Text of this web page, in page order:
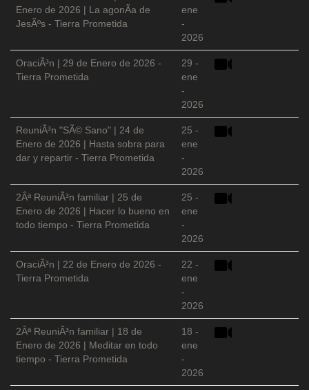
Enero de 2026 | La agonÃ­a de
JesÃºs - Tierra Prometida
ene
-
2026
OraciÃ³n | 29 de Enero de 2026 -
Tierra Prometida
29 -
ene
-
2026
ReuniÃ³n "SÃ© Sano" | 24 de
Enero de 2026 | Hasta sobra para
dar y repartir - Tierra Prometida
25 -
ene
-
2026
2Âª ReuniÃ³n familiar | 25 de
Enero de 2026 | Hacer lo bueno en
todo tiempo - Tierra Prometida
25 -
ene
-
2026
OraciÃ³n | 22 de Enero de 2026 -
Tierra Prometida
22 -
ene
-
2026
2Âª ReuniÃ³n familiar | 18 de
Enero de 2026 | Meditar en todo
tiempo - Tierra Prometida
18 -
ene
-
2026